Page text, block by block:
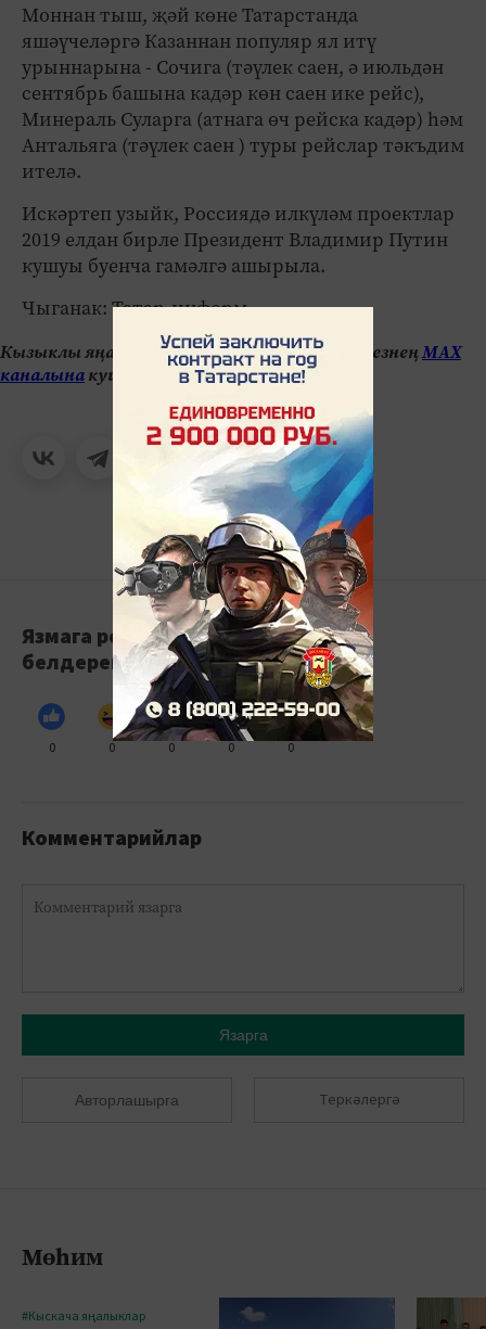
Моннан тыш, җәй көне Татарстанда
яшәүчеләргә Казаннан популяр ял итү
урыннарына - Сочига (тәүлек саен, ә июльдән
сентябрь башына кадәр көн саен ике рейс),
Минераль Суларга (атнага өч рейска кадәр) һәм
Антальяга (тәүлек саен ) туры рейслар тәкъдим
ителә.
Искәртеп узыйк, Россиядә илкүләм проектлар
2019 елдан бирле Президент Владимир Путин
кушуы буенча гамәлгә ашырыла.
Чыганак: Татар-информ
Кызыклы яңалыкларны күзәтеп бару өчен безнеңМАХ
каналынакушылыгыз.
Язмага реакция
белдерегез
0 0 0 0 0
Комментарийлар
Язарга
Авторлашырга Теркәлергә
Мөһим
#Кыскача яңалыклар